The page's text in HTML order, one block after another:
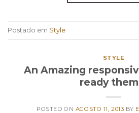
Postado em Style
STYLE
An Amazing
ready
POSTED ON AGOSTO 11, 2013 BY